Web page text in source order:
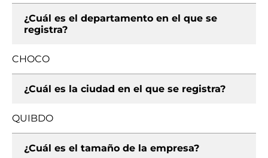
¿Cuál es el departamento en el que se
registra?
CHOCO
¿Cuál es la ciudad en el que se registra?
QUIBDO
¿Cuál es el tamaño de la empresa?